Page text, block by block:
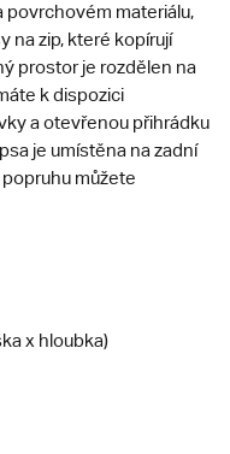
povrchovém materiálu,
na zip, které kopírují
prostor je rozdělen na
k dispozici
a otevřenou přihrádku
je umístěna na zadní
můžete
x hloubka)